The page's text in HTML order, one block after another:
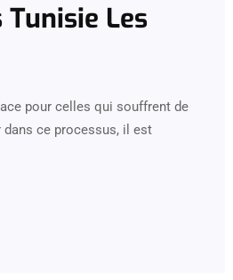
Les
pour celles qui souffrent de
dans ce processus, il est